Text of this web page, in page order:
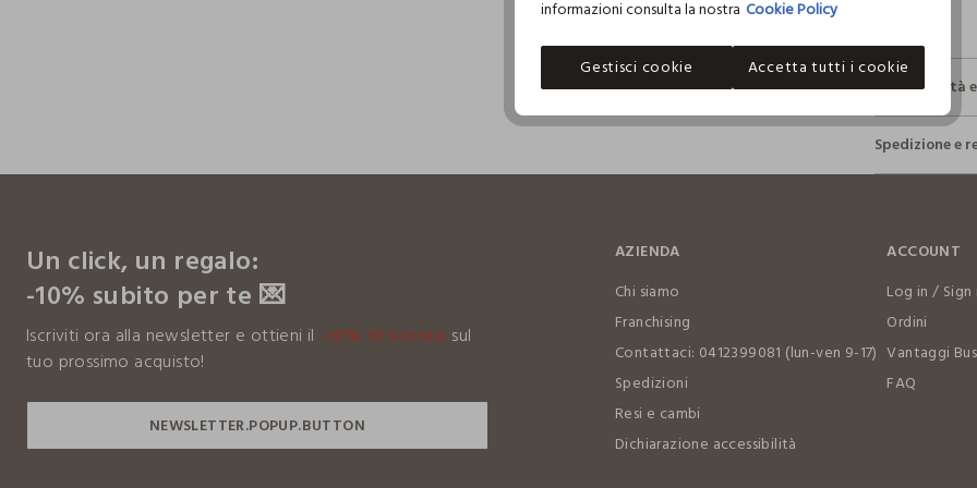
Sostenibilità
Sicurezza
Il 100% dei
fisici, per
Clicca qui
I nostri
THE
MADE IN
Spedizione e
Un click, un regalo:
-10% subito per te 💌
Iscriviti ora alla newsletter e ottieni il -10% di sconto sul
tuo prossimo acquisto!
AZIENDA
Chi siamo
Franchising
Contattaci: 0412399081 (lun-ven 9-17)
Spedizioni
Resi e cambi
Dichiarazione accessibilità
ACCOUNT
Log in / Sign
Ordini
Vantaggi
FAQ
informazioni consulta la nostra Cookie Policy
Gestisci cookie Accetta tutti i cookie